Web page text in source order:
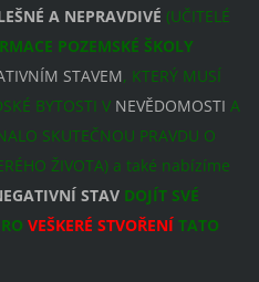
A NEPRAVDIVÉ (UČITELÉ
POZEMSKÉ ŠKOLY
STAVEM, KTERÝ MUSÍ
BYTOSTI V NEVĚDOMOSTI A
SKUTEČNOU PRAVDU O
ŽIVOTA) a také nabízíme
STAV DOJÍT SVÉ
VEŠKERÉ STVOŘENÍ TATO